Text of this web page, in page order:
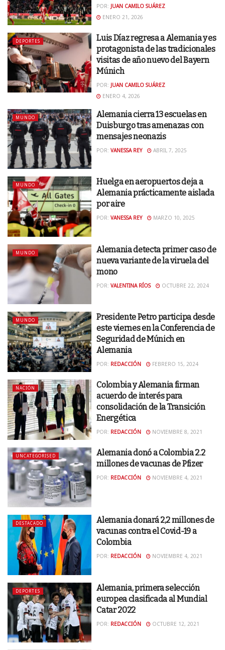
POR: JUAN CAMILO SUÁREZ
ENERO 21, 2026
DEPORTES
Luis Díaz regresa a Alemania y es
protagonista de las tradicionales
visitas de año nuevo del Bayern
Múnich
POR: JUAN CAMILO SUÁREZ
ENERO 4, 2026
MUNDO
Alemania cierra 13 escuelas en
Duisburgo tras amenazas con
mensajes neonazis
POR: VANESSA REY ABRIL 7, 2025
MUNDO
Huelga en aeropuertos deja a
Alemania prácticamente aislada
por aire
POR: VANESSA REY MARZO 10, 2025
MUNDO
Alemania detecta primer caso de
nueva variante de la viruela del
mono
POR: VALENTINA RÍOS OCTUBRE 22, 2024
MUNDO
Presidente Petro participa desde
este viernes en la Conferencia de
Seguridad de Múnich en
Alemania
POR: REDACCIÓN FEBRERO 15, 2024
NACIÓN
Colombia y Alemania firman
acuerdo de interés para
consolidación de la Transición
Energética
POR: REDACCIÓN NOVIEMBRE 8, 2021
UNCATEGORISED
Alemania donó a Colombia 2.2
millones de vacunas de Pfizer
POR: REDACCIÓN NOVIEMBRE 4, 2021
DESTACADO
Alemania donará 2,2 millones de
vacunas contra el Covid-19 a
Colombia
POR: REDACCIÓN NOVIEMBRE 4, 2021
DEPORTES
Alemania, primera selección
europea clasificada al Mundial
Catar 2022
POR: REDACCIÓN OCTUBRE 12, 2021